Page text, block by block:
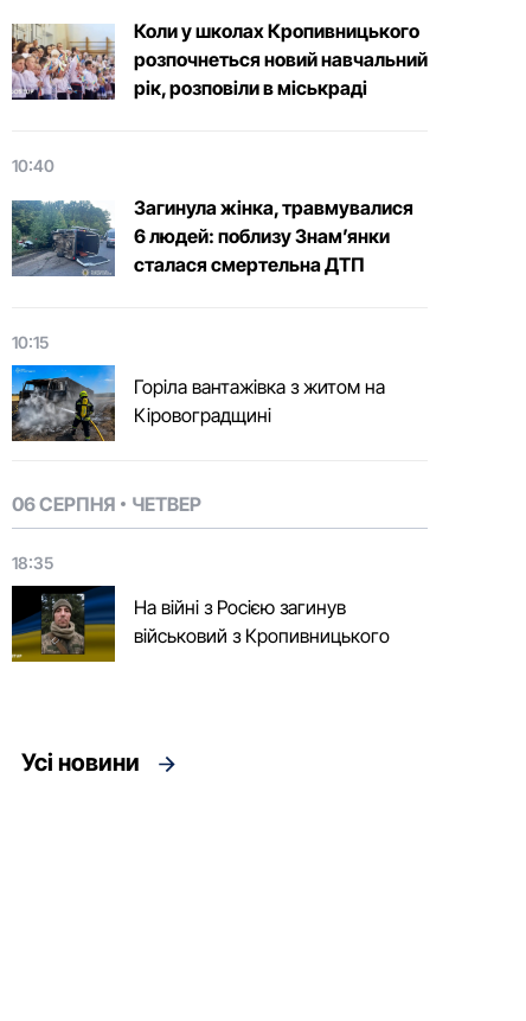
Коли у школах Кропивницького
розпочнеться новий навчальний
рік, розповіли в міськраді
10:40
Загинула жінка, травмувалися
6 людей: поблизу Знам’янки
сталася смертельна ДТП
10:15
Горіла вантажівка з житом на
Кіровоградщині
06 СЕРПНЯ ЧЕТВЕР
18:35
На війні з Росією загинув
військовий з Кропивницького
Усі новини